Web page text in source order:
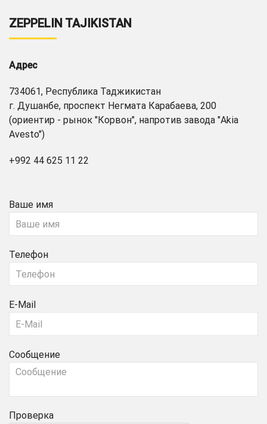
ZEPPELIN TAJIKISTAN
Адрес
734061, Республика Таджикистан
г. Душанбе, проспект Негмата Карабаева, 200
(ориентир - рынок "Корвон", напротив завода "Akia
Avesto")
+992 44 625 11 22
Ваше имя
Телефон
E-Mail
Сообщение
Проверка